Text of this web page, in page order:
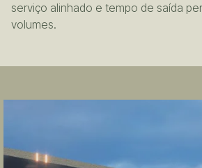
serviço alinhado e tempo de saída
volumes.